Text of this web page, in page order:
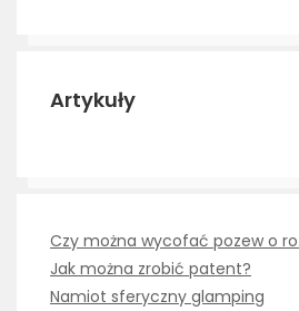
Artykuły
Czy można wycofać pozew o
Jak można zrobić patent?
Namiot sferyczny glamping